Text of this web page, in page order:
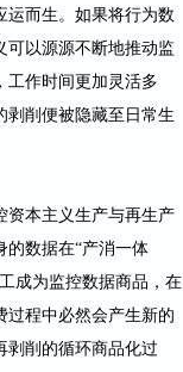
运而生。如果将行为数
可以源源不断地推动监
工作时间更加灵活多
剥削便被隐藏至日常生
资本主义生产与再生产
的数据在“产消一体
成为监控数据商品，在
过程中必然会产生新的
剥削的循环商品化过